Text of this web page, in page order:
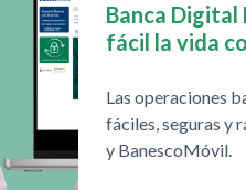
Banca Digital
fácil la vida
Las operaciones
fáciles, seguras y
y BanescoMóvil.